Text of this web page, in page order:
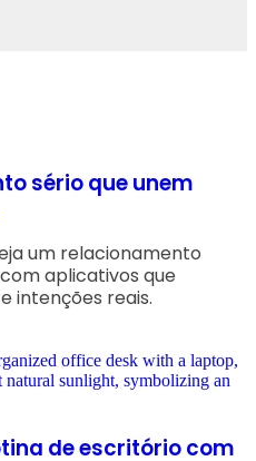
sério que unem
um relacionamento
aplicativos que
intenções reais.
de escritório com